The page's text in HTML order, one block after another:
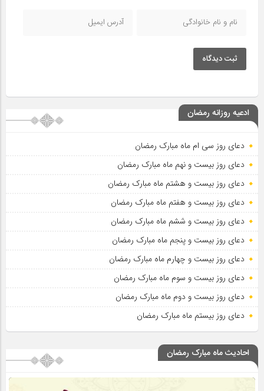
ثبت دیدگاه
ادعیه روزانه رمضان
دعای روز سی ام ماه مبارک رمضان
دعای روز بیست و نهم ماه مبارک رمضان
دعای روز بیست و هشتم ماه مبارک رمضان
دعای روز بیست و هفتم ماه مبارک رمضان
دعای روز بیست و ششم ماه مبارک رمضان
دعای روز بیست و پنجم ماه مبارک رمضان
دعای روز بیست و چهارم ماه مبارک رمضان
دعای روز بیست و سوم ماه مبارک رمضان
دعای روز بیست و دوم ماه مبارک رمضان
دعای روز بیستم ماه مبارک رمضان
احادیث ماه مبارک رمضان